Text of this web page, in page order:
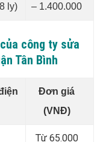
ly)
– 1.400.000
công ty sửa
Tân Bình
Đơn giá
(VNĐ)
Từ 65.000